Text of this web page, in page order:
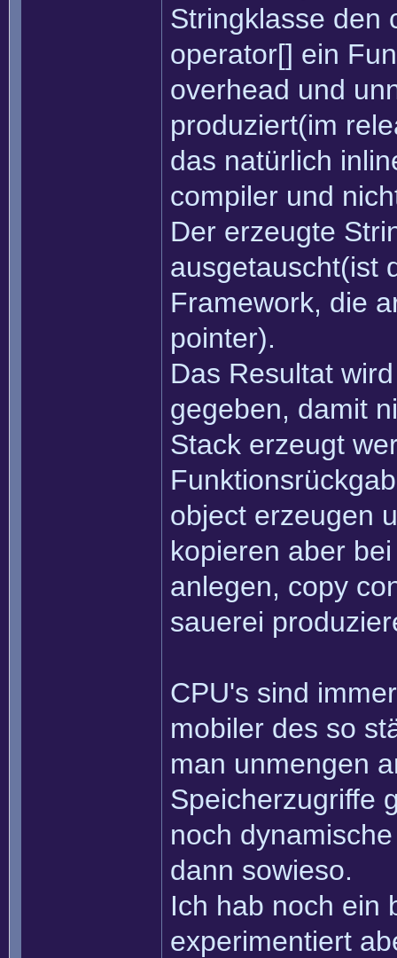
Stringklasse den
operator[] ein
overhead und
produziert(im
das natürlich
compiler und
Der erzeugte
ausgetauscht(ist
Framework, die
pointer).
Das Resultat
gegeben, damit
Stack erzeugt
object erzeugen
kopieren aber
anlegen, copy
sauerei
CPU's sind
mobiler des so
man unmengen
Speicherzugriffe
noch
dann sowieso.
Ich hab noch ein
experimentiert